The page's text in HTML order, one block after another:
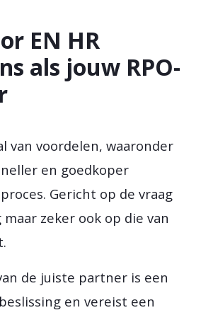
EN HR
als jouw RPO-
van voordelen, waaronder
en goedkoper
Gericht op de vraag
maar zeker ook op die van
de juiste partner is een
en vereist een